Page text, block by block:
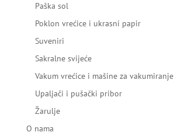
Paška sol
Poklon vrećice i ukrasni papir
Suveniri
Sakralne svijeće
Vakum vrećice i mašine za vakumiranje
Upaljači i pušački pribor
Žarulje
O nama